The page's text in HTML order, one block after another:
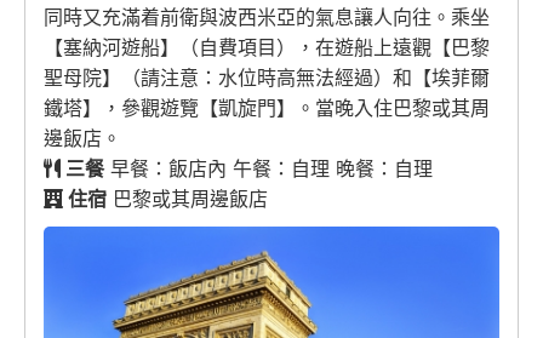
同時又充滿着前衛與波西米亞的氣息讓人向往。乘坐
【塞納河遊船】（自費項目），在遊船上遠觀【巴黎
聖母院】（請注意：水位時高無法經過）和【埃菲爾
鐵塔】，參觀遊覽【凱旋門】。當晚入住巴黎或其周
邊飯店。
三餐早餐：飯店內 午餐：自理 晚餐：自理
住宿 巴黎或其周邊飯店